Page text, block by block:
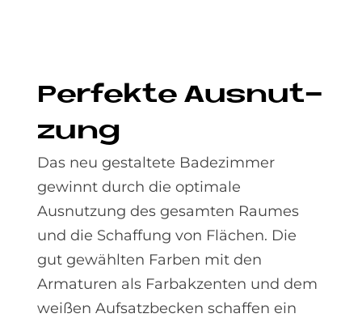
Per­fek­te Aus­nut­
zung
Das neu gestaltete Badezimmer
gewinnt durch die optimale
Ausnutzung des gesamten Raumes
und die Schaffung von Flächen. Die
gut gewählten Farben mit den
Armaturen als Farbakzenten und dem
weißen Aufsatzbecken schaffen ein